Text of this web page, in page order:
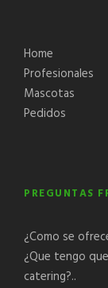
Home
Profesionales
Mascotas
Pedidos
PREGUNTAS
¿Como se
¿Que tengo
catering?..